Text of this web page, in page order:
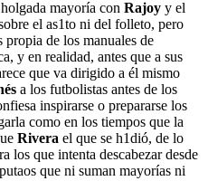
mayoría con Rajoy y el
el as1to ni del folleto, pero
propia de los manuales de
y en realidad, antes que a sus
que va dirigido a él mismo
a los futbolistas antes de los
inspirarse o prepararse los
como en los tiempos que la
Rivera el que se h1dió, de lo
los que intenta descabezar desde
que ni suman mayorías ni